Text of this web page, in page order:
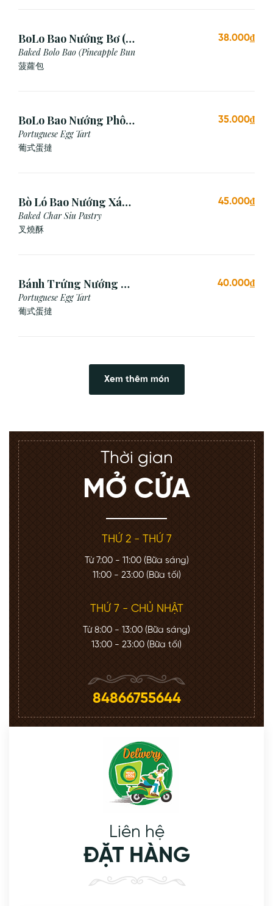
BoLo Bao Nướng Bơ (1
Cái)
Baked Bolo Bao (Pineapple Bun
菠蘿包
38.000₫
BoLo Bao Nướng Phô
Mai (1 Cái)
Portuguese Egg Tart
葡式蛋撻
35.000₫
Bò Ló Bao Nướng Xá
Xíu (1 Cái)
Baked Char Siu Pastry
叉燒酥
45.000₫
Bánh Trứng Nướng Bồ
Đào Nha (2 Cái)
Portuguese Egg Tart
葡式蛋撻
40.000₫
Xem thêm món
Thời gian
MỞ CỬA
THỨ 2 - THỨ 7
Từ 7:00 - 11:00 (Bữa sáng)
11:00 - 23:00 (Bữa tối)
THỨ 7 - CHỦ NHẬT
Từ 8:00 - 13:00 (Bữa sáng)
13:00 - 23:00 (Bữa tối)
84866755644
Liên hệ
ĐẶT HÀNG